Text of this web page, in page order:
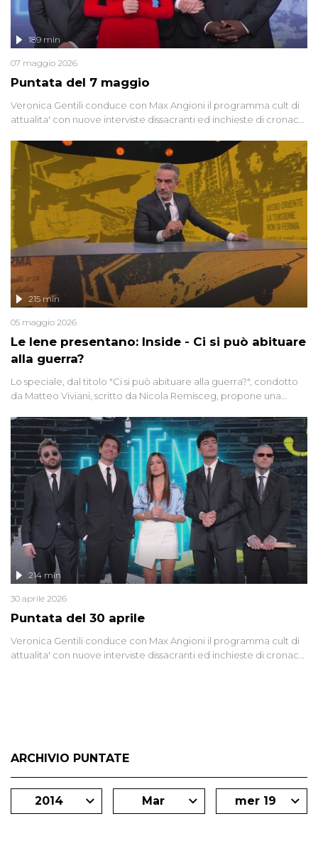
Puntata del 7 maggio
189 min
07 maggio 2026
Veronica Gentili conduce con Max Angioni il programma cult di
attualita' con nuove interviste dissacranti ed inchieste di cronaca
Le Iene presentano: Inside - Ci si può abituare
alla guerra?
215 min
05 maggio 2026
Lo speciale, dal titolo "Ci si può abituare alla guerra?", condotto
da Matteo Viviani, scritto da Nicola Remisceg, propone una
di settore - su quanto la guerra sia diventata una realtà pervasiva.
Anche se l'Italia non è direttamente coinvolta in conflitti armati, il
contesto globale rende impossibile considerarla un fenomeno
lontano.
Puntata del 30 aprile
214 min
30 aprile 2026
Veronica Gentili conduce con Max Angioni il programma cult di
attualita' con nuove interviste dissacranti ed inchieste di cronaca
ARCHIVIO PUNTATE
2014 Mar mer 19